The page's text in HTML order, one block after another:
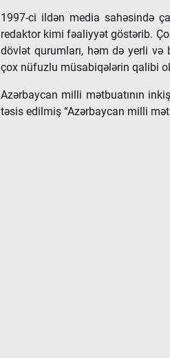
1997-ci ildən media sahəsində
redaktor kimi fəaliyyət göstərib.
dövlət qurumları, həm də yerli və
çox nüfuzlu müsabiqələrin qalibi
Azərbaycan milli mətbuatının
təsis edilmiş “Azərbaycan milli